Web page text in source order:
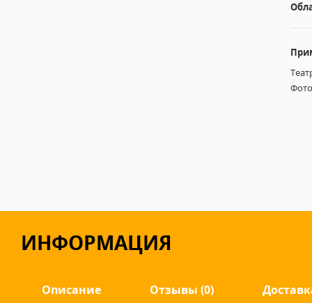
Фото
ИНФОРМАЦИЯ
Описание Отзывы (0)